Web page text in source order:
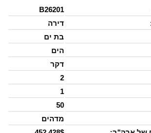
B26201
דירה
בת ים
הים
דקר
2
1
50
מדהים